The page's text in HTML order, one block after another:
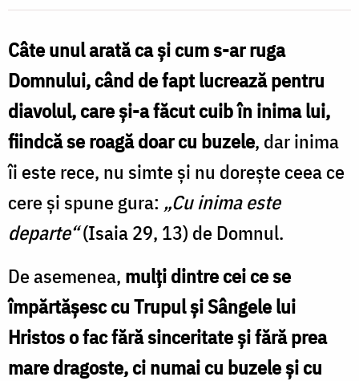
Câte unul arată ca şi cum s-ar ruga
Domnului, când de fapt lucrează pentru
diavolul, care şi-a făcut cuib în inima lui,
fiindcă se roagă doar cu buzele, dar inima
îi este rece, nu simte şi nu doreşte ceea ce
cere şi spune gura: „Cu inima este
departe“(Isaia 29, 13) de Domnul.
De asemenea, mulţi dintre cei ce se
împărtăşesc cu Trupul şi Sângele lui
Hristos o fac fără sinceritate şi fără prea
mare dragoste, ci numai cu buzele şi cu